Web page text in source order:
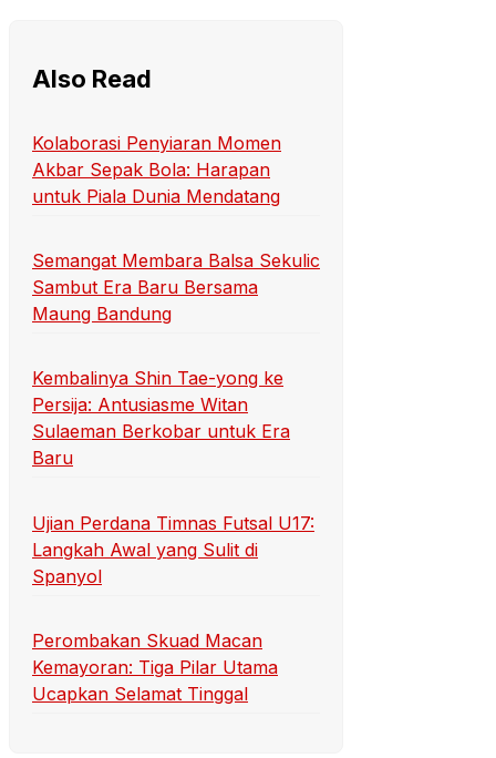
Also Read
Kolaborasi Penyiaran Momen
Akbar Sepak Bola: Harapan
untuk Piala Dunia Mendatang
Semangat Membara Balsa Sekulic
Sambut Era Baru Bersama
Maung Bandung
Kembalinya Shin Tae-yong ke
Persija: Antusiasme Witan
Sulaeman Berkobar untuk Era
Baru
Ujian Perdana Timnas Futsal U17:
Langkah Awal yang Sulit di
Spanyol
Perombakan Skuad Macan
Kemayoran: Tiga Pilar Utama
Ucapkan Selamat Tinggal